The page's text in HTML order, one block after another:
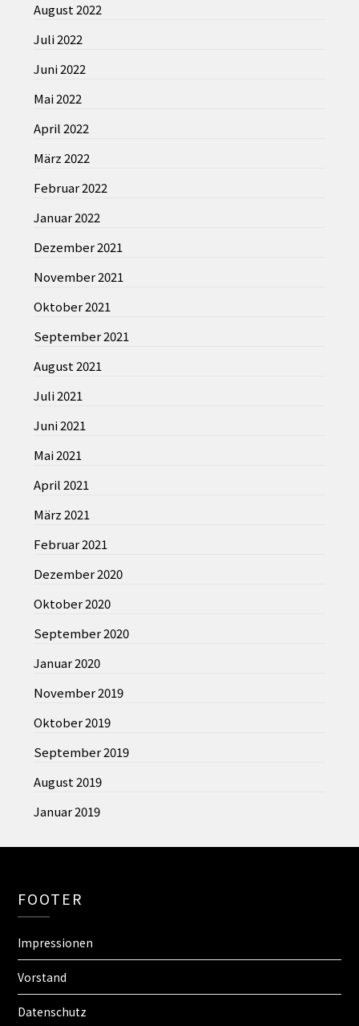
August 2022
Juli 2022
Juni 2022
Mai 2022
April 2022
März 2022
Februar 2022
Januar 2022
Dezember 2021
November 2021
Oktober 2021
September 2021
August 2021
Juli 2021
Juni 2021
Mai 2021
April 2021
März 2021
Februar 2021
Dezember 2020
Oktober 2020
September 2020
Januar 2020
November 2019
Oktober 2019
September 2019
August 2019
Januar 2019
FOOTER
Impressionen
Vorstand
Datenschutz